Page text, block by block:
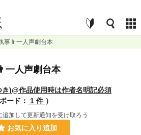
事👨一人声劇台本
一人声劇台本
き)@作品使用時は作者名明記必須
ード：
1 件 ）
追加して更新通知を受け取ろう
お気に入り追加